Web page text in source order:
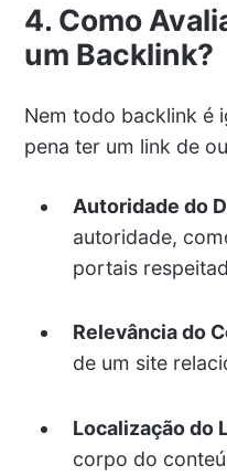
4. Como
um Backlink?
Nem todo backlink é
pena ter um link de
Autoridade do
autoridade,
portais
Relevância do
de um site
Localização do
corpo do